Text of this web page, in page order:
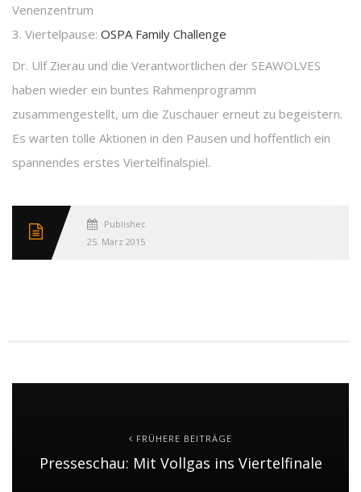
Venenzentrum
3. Viertelpause: OSPA Family Challenge
Dr. Ulf Zierau und die Verantwortlichen der SEAWOLVES
haben wieder ein buntes Rahmenprogramm
zusammengestellt, um die Zuschauer erneut zu begeistern.
Es warten tolle Aktionen in den Pausen und hoffentlich ein
spannendes erstes Viertelfinalspiel.
Published
25. März 2015
FRÜHERE BEITRÄGE
Presseschau: Mit Vollgas ins Viertelfinale